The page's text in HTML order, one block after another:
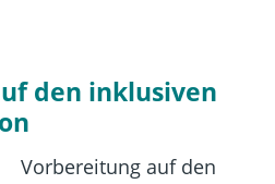
den inklusiven
Vorbereitung auf den